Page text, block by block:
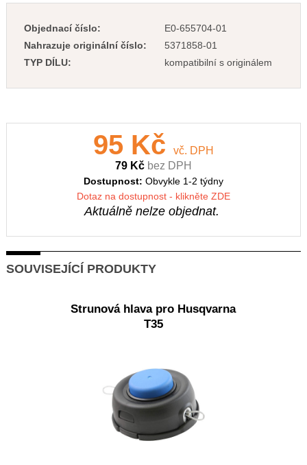
Objednací číslo:
E0-655704-01
Nahrazuje originální číslo:
5371858-01
TYP DÍLU:
kompatibilní s originálem
95 Kč
vč. DPH
79 Kč bez DPH
Dostupnost: Obvykle 1-2 týdny
Dotaz na dostupnost - klikněte ZDE
Aktuálně nelze objednat.
SOUVISEJÍCÍ PRODUKTY
Strunová hlava pro Husqvarna
T35